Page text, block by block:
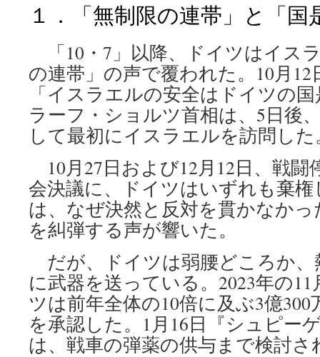
１．「無制限の連帯」と「国
「10・7」以降、ドイツはイス
の連帯」の声で覆われた。10月
「イスラエルの安全はドイツの
ラーフ・ショルツ首相は、5日後
して最初にイスラエルを訪問した
10月27日および12月12日、戦闘
会決議に、ドイツはいずれも棄
は、なぜ決然と反対を貫かなか
を糾弾する声が響いた。
だが、ドイツは弱腰どころか
に武器を送っている。2023年の
ツは前年全体の10倍に及ぶ3億
を承認した。1月16日『シュピー
は、戦車の弾薬の供与まで検討